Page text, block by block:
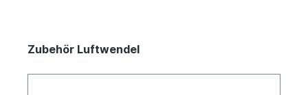
Zubehör Luftwendel